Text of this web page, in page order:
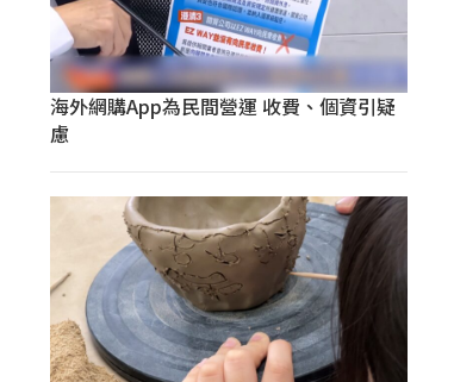
海外網購App為民間營運 收費、個資引疑
慮